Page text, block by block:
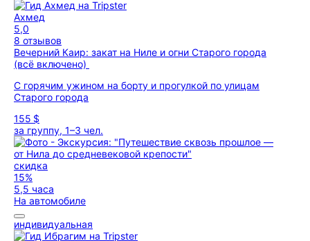
Ахмед
5,0
8 отзывов
Вечерний Каир: закат на Ниле и огни Старого города
(всё включено)
С горячим ужином на борту и прогулкой по улицам
Старого города
155 $
за группу, 1–3 чел.
скидка
15%
5,5 часа
На автомобиле
индивидуальная